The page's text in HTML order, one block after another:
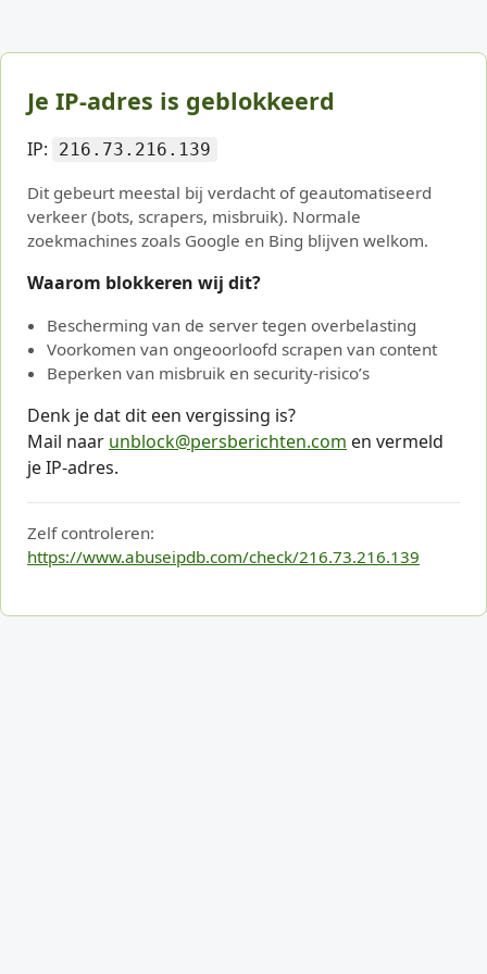
Je IP-adres is geblokkeerd
IP: 216.73.216.139
Dit gebeurt meestal bij verdacht of geautomatiseerd
verkeer (bots, scrapers, misbruik). Normale
zoekmachines zoals Google en Bing blijven welkom.
Waarom blokkeren wij dit?
Bescherming van de server tegen overbelasting
Voorkomen van ongeoorloofd scrapen van content
Beperken van misbruik en security-risico’s
Denk je dat dit een vergissing is?
Mail naar unblock@persberichten.com en vermeld
je IP-adres.
Zelf controleren:
https://www.abuseipdb.com/check/216.73.216.139